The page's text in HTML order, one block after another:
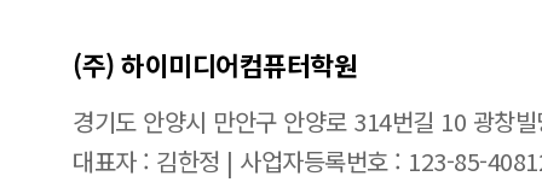
(주) 하이미디어컴퓨터학원
경기도 안양시 만안구 안양로 314번길 10 광창
대표자 : 김한정 | 사업자등록번호 : 123-85-